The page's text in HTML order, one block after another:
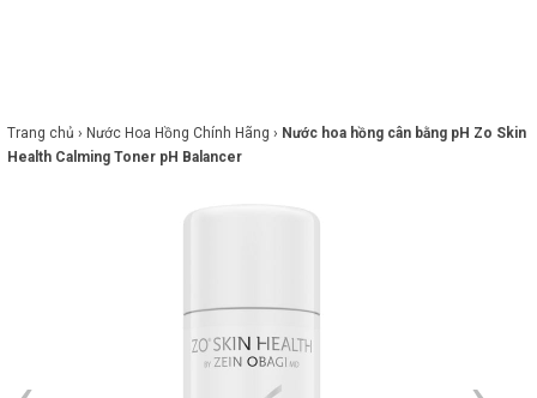
FEATURED BRAND
Trang chủ › Nước Hoa Hồng Chính Hãng › Nước hoa hồng cân bằng pH Zo Skin
Health Calming Toner pH Balancer